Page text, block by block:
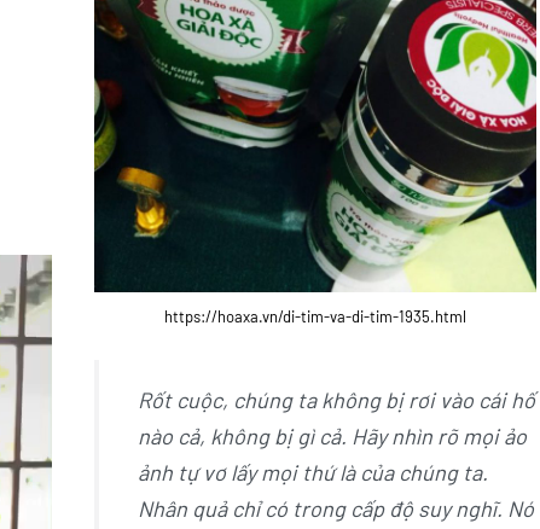
https://hoaxa.vn/di-tim-va-di-tim-1935.html
Rốt cuộc, chúng ta không bị rơi vào cái hố
nào cả, không bị gì cả. Hãy nhìn rõ mọi ảo
ảnh tự vơ lấy mọi thứ là của chúng ta.
Nhân quả chỉ có trong cấp độ suy nghĩ. Nó